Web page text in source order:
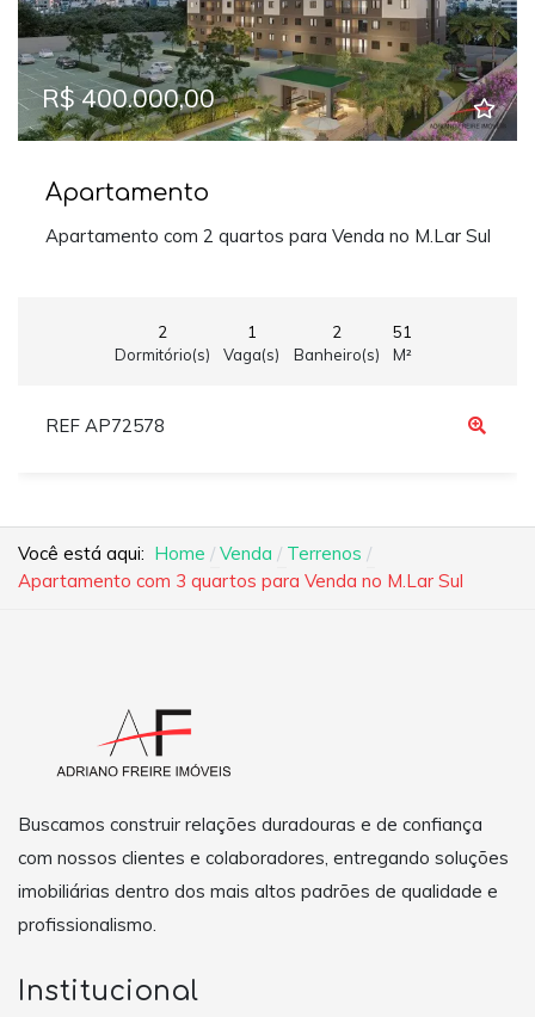
R$ 400.000,00
Apartamento
Apartamento com 2 quartos para Venda no M.Lar Sul
2
Dormitório(s)
1
Vaga(s)
2
Banheiro(s)
51
M²
REF AP72578
Você está aqui: Home Venda
Terrenos
Apartamento com 3 quartos para Venda no M.Lar Sul
Buscamos construir relações duradouras e de confiança
com nossos clientes e colaboradores, entregando soluções
imobiliárias dentro dos mais altos padrões de qualidade e
profissionalismo.
Institucional